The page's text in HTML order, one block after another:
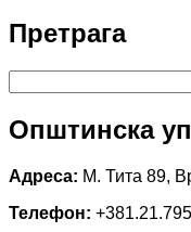
Претрага
Општинска
Адреса: М. Тита 89,
Телефон: